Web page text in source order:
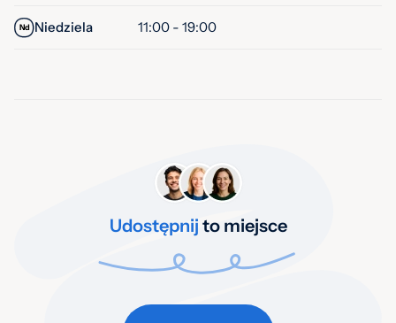
Nd Niedziela 11:00 - 19:00
Udostępnij to miejsce